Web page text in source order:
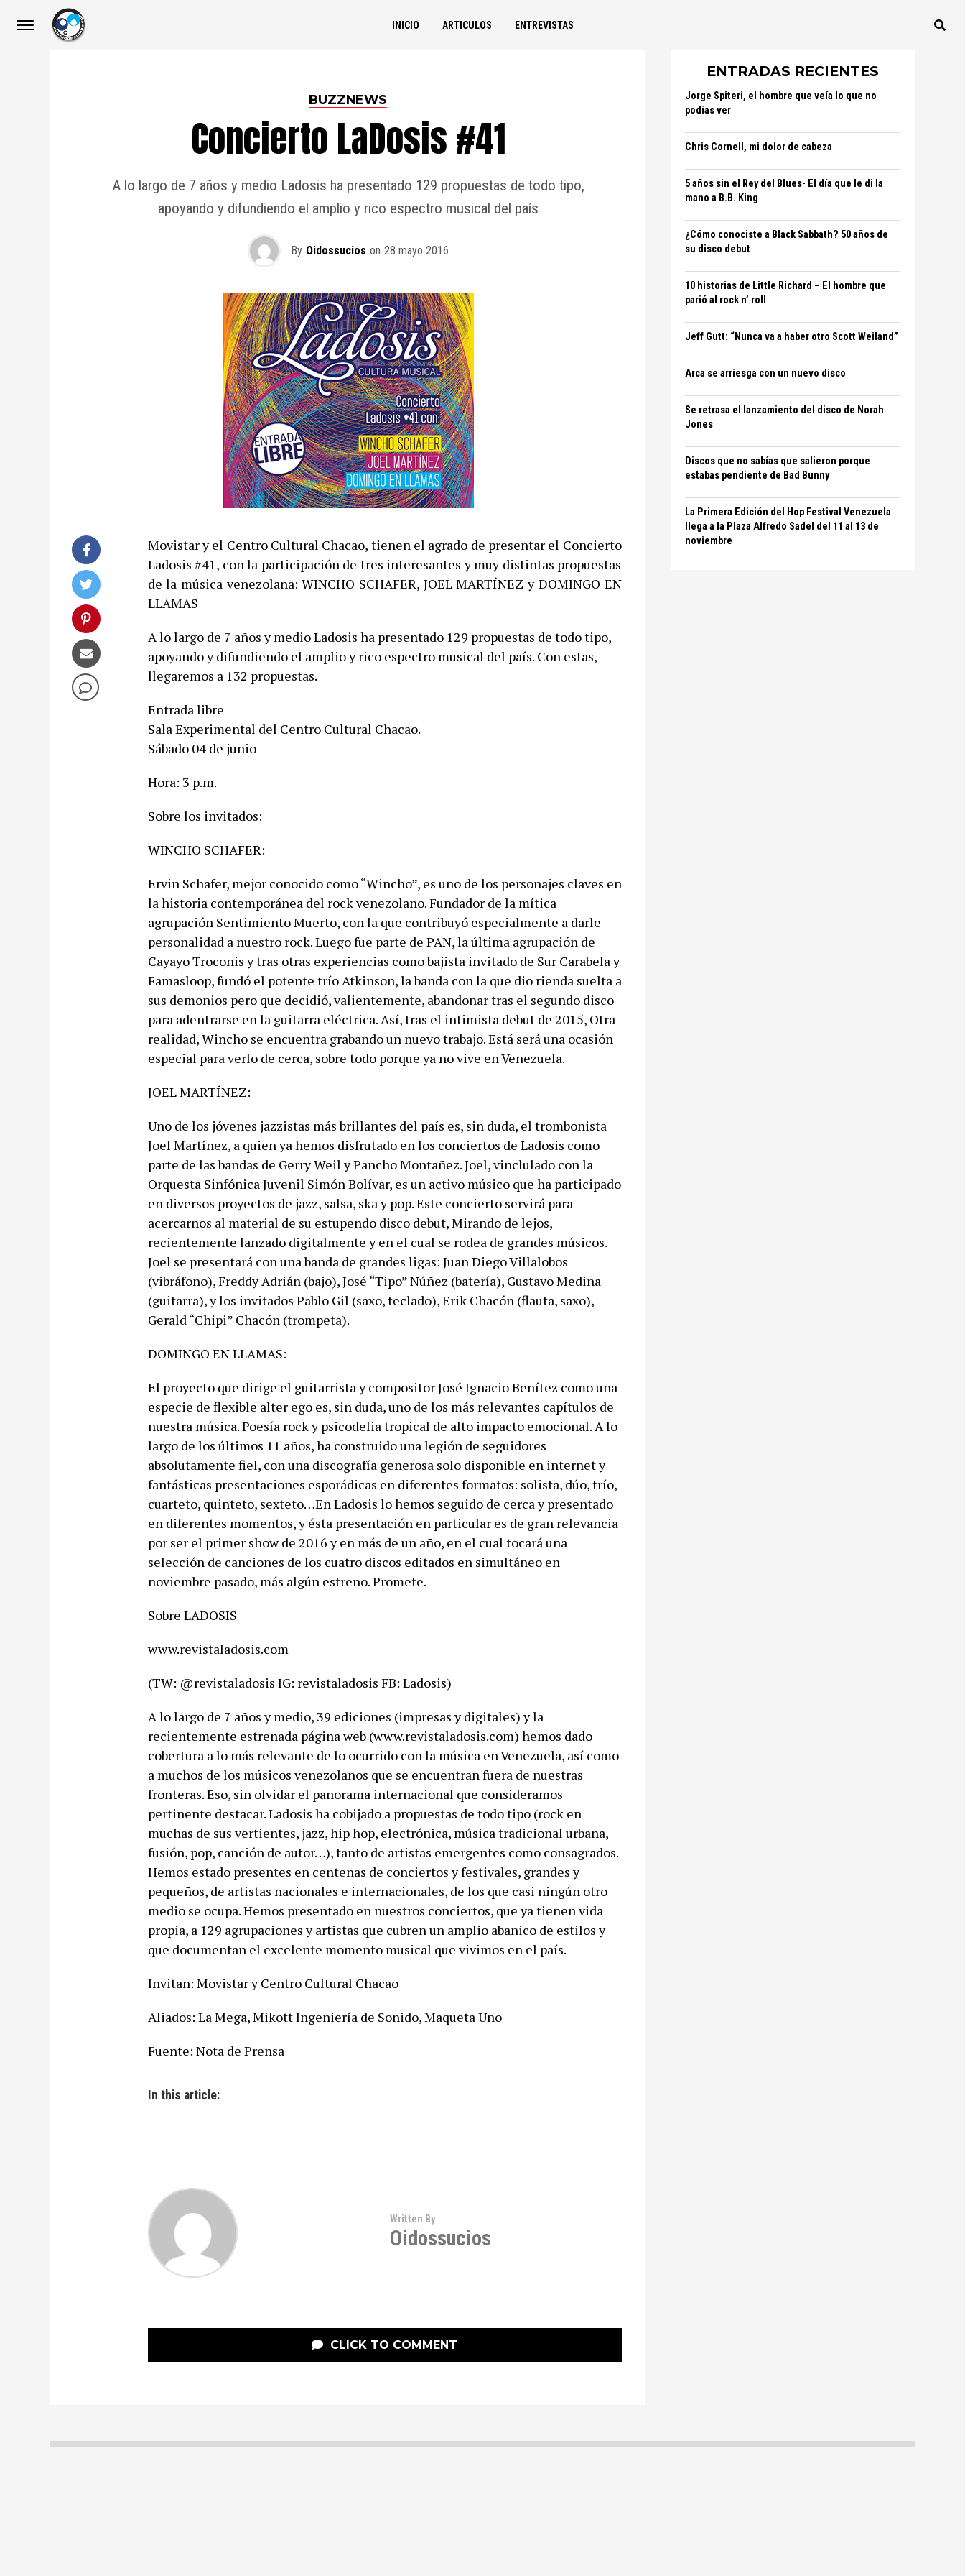
INICIO ARTICULOS ENTREVISTAS
BUZZNEWS
Concierto LaDosis #41
A lo largo de 7 años y medio Ladosis ha presentado 129 propuestas de todo tipo,
apoyando y difundiendo el amplio y rico espectro musical del país
By Oidossucios on 28 mayo 2016
Movistar y el Centro Cultural Chacao, tienen el agrado de presentar el Concierto
Ladosis #41, con la participación de tres interesantes y muy distintas propuestas
de la música venezolana: WINCHO SCHAFER, JOEL MARTÍNEZ y DOMINGO EN
LLAMAS
A lo largo de 7 años y medio Ladosis ha presentado 129 propuestas de todo tipo,
apoyando y difundiendo el amplio y rico espectro musical del país. Con estas,
llegaremos a 132 propuestas.
Entrada libre
Sala Experimental del Centro Cultural Chacao.
Sábado 04 de junio
Hora: 3 p.m.
Sobre los invitados:
WINCHO SCHAFER:
Ervin Schafer, mejor conocido como “Wincho”, es uno de los personajes claves en
la historia contemporánea del rock venezolano. Fundador de la mítica
agrupación Sentimiento Muerto, con la que contribuyó especialmente a darle
personalidad a nuestro rock. Luego fue parte de PAN, la última agrupación de
Cayayo Troconis y tras otras experiencias como bajista invitado de Sur Carabela y
Famasloop, fundó el potente trío Atkinson, la banda con la que dio rienda suelta a
sus demonios pero que decidió, valientemente, abandonar tras el segundo disco
para adentrarse en la guitarra eléctrica. Así, tras el intimista debut de 2015, Otra
realidad, Wincho se encuentra grabando un nuevo trabajo. Está será una ocasión
especial para verlo de cerca, sobre todo porque ya no vive en Venezuela.
JOEL MARTÍNEZ:
Uno de los jóvenes jazzistas más brillantes del país es, sin duda, el trombonista
Joel Martínez, a quien ya hemos disfrutado en los conciertos de Ladosis como
parte de las bandas de Gerry Weil y Pancho Montañez. Joel, vinclulado con la
Orquesta Sinfónica Juvenil Simón Bolívar, es un activo músico que ha participado
en diversos proyectos de jazz, salsa, ska y pop. Este concierto servirá para
acercarnos al material de su estupendo disco debut, Mirando de lejos,
recientemente lanzado digitalmente y en el cual se rodea de grandes músicos.
Joel se presentará con una banda de grandes ligas: Juan Diego Villalobos
(vibráfono), Freddy Adrián (bajo), José “Tipo” Núñez (batería), Gustavo Medina
(guitarra), y los invitados Pablo Gil (saxo, teclado), Erik Chacón (flauta, saxo),
Gerald “Chipi” Chacón (trompeta).
DOMINGO EN LLAMAS:
El proyecto que dirige el guitarrista y compositor José Ignacio Benítez como una
especie de flexible alter ego es, sin duda, uno de los más relevantes capítulos de
nuestra música. Poesía rock y psicodelia tropical de alto impacto emocional. A lo
largo de los últimos 11 años, ha construido una legión de seguidores
absolutamente fiel, con una discografía generosa solo disponible en internet y
fantásticas presentaciones esporádicas en diferentes formatos: solista, dúo, trío,
cuarteto, quinteto, sexteto…En Ladosis lo hemos seguido de cerca y presentado
en diferentes momentos, y ésta presentación en particular es de gran relevancia
por ser el primer show de 2016 y en más de un año, en el cual tocará una
selección de canciones de los cuatro discos editados en simultáneo en
noviembre pasado, más algún estreno. Promete.
Sobre LADOSIS
www.revistaladosis.com
(TW: @revistaladosis IG: revistaladosis FB: Ladosis)
A lo largo de 7 años y medio, 39 ediciones (impresas y digitales) y la
recientemente estrenada página web (www.revistaladosis.com) hemos dado
cobertura a lo más relevante de lo ocurrido con la música en Venezuela, así como
a muchos de los músicos venezolanos que se encuentran fuera de nuestras
fronteras. Eso, sin olvidar el panorama internacional que consideramos
pertinente destacar. Ladosis ha cobijado a propuestas de todo tipo (rock en
muchas de sus vertientes, jazz, hip hop, electrónica, música tradicional urbana,
fusión, pop, canción de autor…), tanto de artistas emergentes como consagrados.
Hemos estado presentes en centenas de conciertos y festivales, grandes y
pequeños, de artistas nacionales e internacionales, de los que casi ningún otro
medio se ocupa. Hemos presentado en nuestros conciertos, que ya tienen vida
propia, a 129 agrupaciones y artistas que cubren un amplio abanico de estilos y
que documentan el excelente momento musical que vivimos en el país.
Invitan: Movistar y Centro Cultural Chacao
Aliados: La Mega, Mikott Ingeniería de Sonido, Maqueta Uno
Fuente: Nota de Prensa
In this article:
Written By
Oidossucios
CLICK TO COMMENT
ENTRADAS RECIENTES
Jorge Spiteri, el hombre que veía lo que no
podías ver
Chris Cornell, mi dolor de cabeza
5 años sin el Rey del Blues- El día que le di la
mano a B.B. King
¿Cómo conociste a Black Sabbath? 50 años de
su disco debut
10 historias de Little Richard – El hombre que
parió al rock n’ roll
Jeff Gutt: “Nunca va a haber otro Scott Weiland”
Arca se arriesga con un nuevo disco
Se retrasa el lanzamiento del disco de Norah
Jones
Discos que no sabías que salieron porque
estabas pendiente de Bad Bunny
La Primera Edición del Hop Festival Venezuela
llega a la Plaza Alfredo Sadel del 11 al 13 de
noviembre